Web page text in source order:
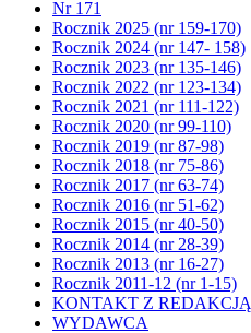
Nr 171
Rocznik 2025 (nr 159-170)
Rocznik 2024 (nr 147- 158)
Rocznik 2023 (nr 135-146)
Rocznik 2022 (nr 123-134)
Rocznik 2021 (nr 111-122)
Rocznik 2020 (nr 99-110)
Rocznik 2019 (nr 87-98)
Rocznik 2018 (nr 75-86)
Rocznik 2017 (nr 63-74)
Rocznik 2016 (nr 51-62)
Rocznik 2015 (nr 40-50)
Rocznik 2014 (nr 28-39)
Rocznik 2013 (nr 16-27)
Rocznik 2011-12 (nr 1-15)
KONTAKT Z REDAKCJĄ
WYDAWCA